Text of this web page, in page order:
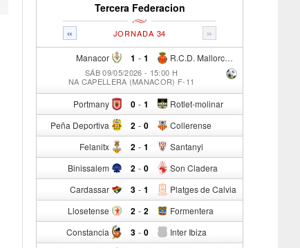
Tercera Federacion
« »
JORNADA 34
Manacor 1 - R.C.D. Mallorca Sad "B"
1
SÁB 09/05/2026 - 15:00 H
NA CAPELLERA (MANACOR) F-11
Portmany 0 - Rotlet-molinar
1
Peña Deportiva 2 - Collerense
0
Felanitx 2 - Santanyi
1
Binissalem 2 - Son Cladera
0
Cardassar 3 - Platges de Calvia
1
Llosetense 2 - Formentera
2
Constancia 3 - Inter Ibiza
0